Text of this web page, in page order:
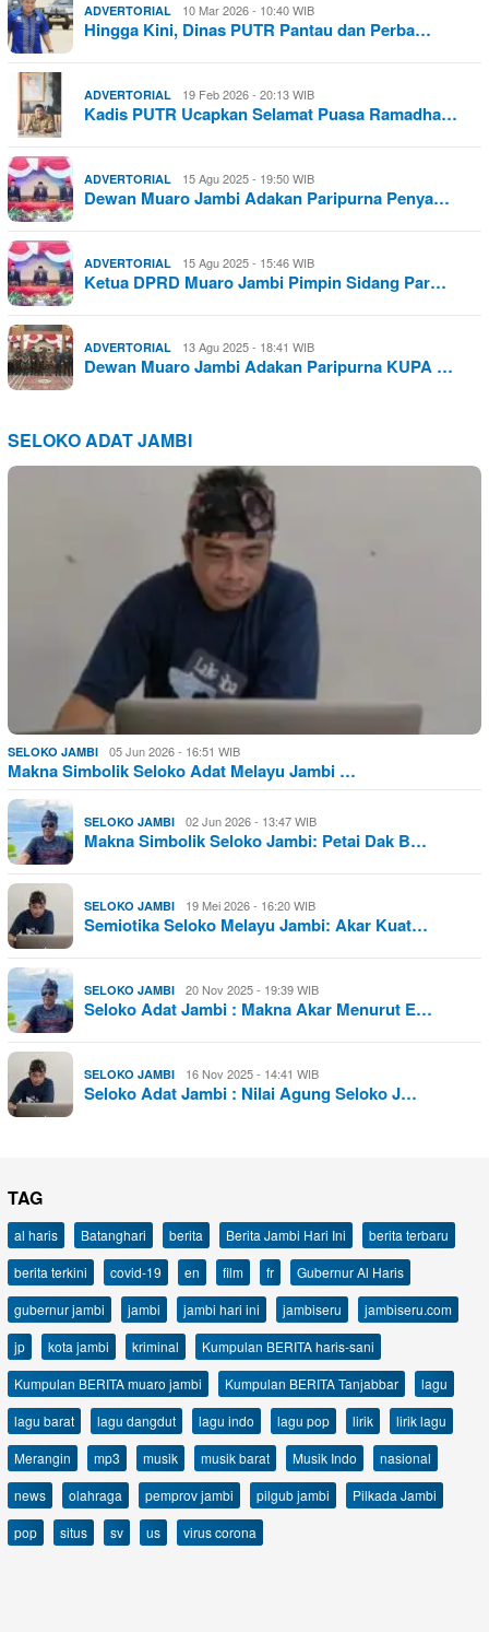
ADVERTORIAL 10 Mar 2026 - 10:40 WIB
Hingga Kini, Dinas PUTR Pantau dan Perba…
ADVERTORIAL 19 Feb 2026 - 20:13 WIB
Kadis PUTR Ucapkan Selamat Puasa Ramadha…
ADVERTORIAL 15 Agu 2025 - 19:50 WIB
Dewan Muaro Jambi Adakan Paripurna Penya…
ADVERTORIAL 15 Agu 2025 - 15:46 WIB
Ketua DPRD Muaro Jambi Pimpin Sidang Par…
ADVERTORIAL 13 Agu 2025 - 18:41 WIB
Dewan Muaro Jambi Adakan Paripurna KUPA …
SELOKO ADAT JAMBI
SELOKO JAMBI 05 Jun 2026 - 16:51 WIB
Makna Simbolik Seloko Adat Melayu Jambi …
SELOKO JAMBI 02 Jun 2026 - 13:47 WIB
Makna Simbolik Seloko Jambi: Petai Dak B…
SELOKO JAMBI 19 Mei 2026 - 16:20 WIB
Semiotika Seloko Melayu Jambi: Akar Kuat…
SELOKO JAMBI 20 Nov 2025 - 19:39 WIB
Seloko Adat Jambi : Makna Akar Menurut E…
SELOKO JAMBI 16 Nov 2025 - 14:41 WIB
Seloko Adat Jambi : Nilai Agung Seloko J…
TAG
al haris Batanghari berita Berita Jambi Hari Ini
berita terbaru
berita terkini
covid-19 en film fr
Gubernur Al Haris
gubernur jambi
jambi jambi hari ini jambiseru
jambiseru.com
jp
kota jambi kriminal
Kumpulan BERITA haris-sani
Kumpulan BERITA muaro jambi
Kumpulan BERITA Tanjabbar
lagu
lagu barat
lagu dangdut lagu indo lagu pop lirik
lirik lagu
Merangin
mp3 musik musik barat Musik Indo
nasional
news
olahraga pemprov jambi pilgub jambi
Pilkada Jambi
pop
situs sv us virus corona